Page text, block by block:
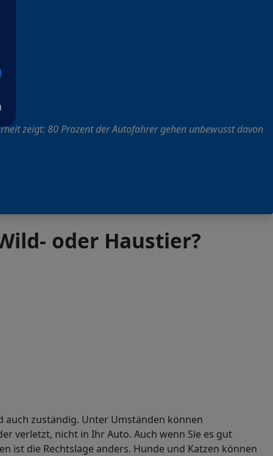
zeigt: 80 Prozent der Autofahrer gehen unbewusst davon
oder Haustier?
auch zuständig. Unter Umständen können
verletzt, nicht in Ihr Auto. Auch wenn Sie es gut
ist die Rechtslage anders. Hunde und Katzen können